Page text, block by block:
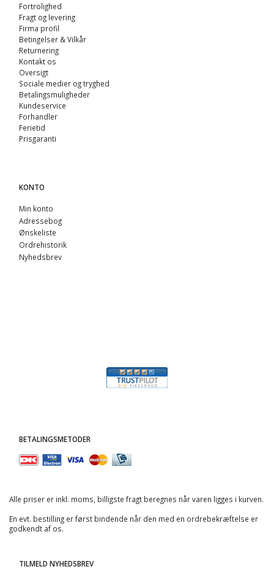
Fortrolighed
Fragt og levering
Firma profil
Betingelser & Vilkår
Returnering
Kontakt os
Oversigt
Sociale medier og tryghed
Betalingsmuligheder
Kundeservice
Forhandler
Ferietid
Prisgaranti
KONTO
Min konto
Adressebog
Ønskeliste
Ordrehistorik
Nyhedsbrev
BETALINGSMETODER
Alle priser er inkl. moms, billigste fragt beregnes når varen ligges i kurven.
En evt. bestilling er først bindende når den med en ordrebekræftelse er
godkendt af os.
TILMELD NYHEDSBREV